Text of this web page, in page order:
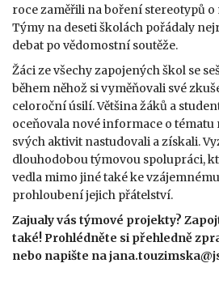
roce zaměřili na boření stereotypů
Týmy na deseti školách pořádaly
debat po vědomostní soutěže.
Žáci ze všechy zapojených škol se
během něhož si vyměňovali své
celoroční úsilí. Většina žáků a
oceňovala nové informace o tématu
svých aktivit nastudovali a získali.
dlouhodobou týmovou spolupráci,
vedla mimo jiné také ke
prohloubení jejich přátelství.
Zajualy vás týmové projekty?
také! Prohlédněte si přehledně
nebo napište na